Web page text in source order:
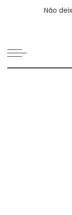
Não